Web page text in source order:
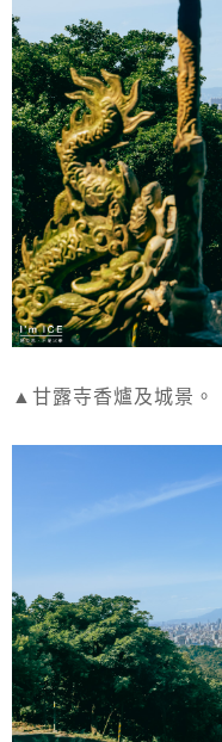
▲甘露寺香爐及城景。